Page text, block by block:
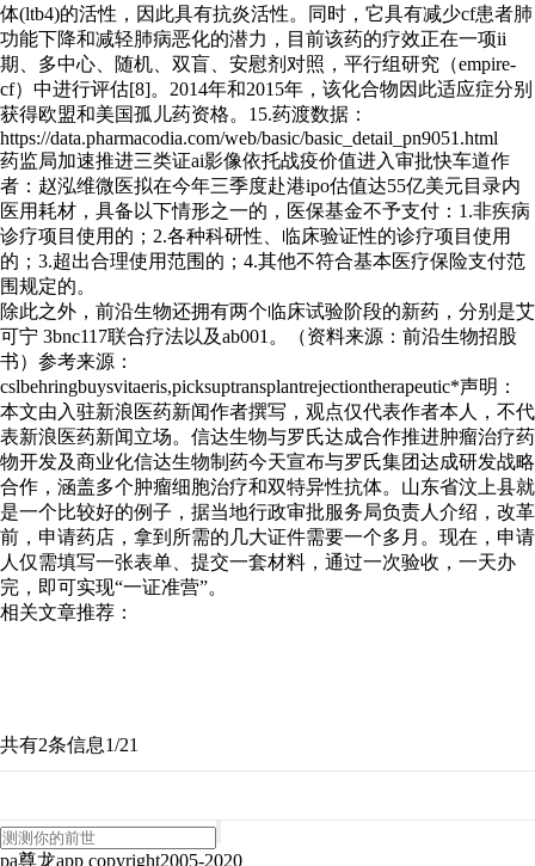
体(ltb4)的活性，因此具有抗炎活性。同时，它具有减少cf患者肺
功能下降和减轻肺病恶化的潜力，目前该药的疗效正在一项ii
期、多中心、随机、双盲、安慰剂对照，平行组研究（empire-
cf）中进行评估[8]。2014年和2015年，该化合物因此适应症分别
获得欧盟和美国孤儿药资格。15.药渡数据：
https://data.pharmacodia.com/web/basic/basic_detail_pn9051.html
药监局加速推进三类证ai影像依托战疫价值进入审批快车道作
者：赵泓维微医拟在今年三季度赴港ipo估值达55亿美元目录内
医用耗材，具备以下情形之一的，医保基金不予支付：1.非疾病
诊疗项目使用的；2.各种科研性、临床验证性的诊疗项目使用
的；3.超出合理使用范围的；4.其他不符合基本医疗保险支付范
围规定的。
除此之外，前沿生物还拥有两个临床试验阶段的新药，分别是艾
可宁 3bnc117联合疗法以及ab001。（资料来源：前沿生物招股
书）参考来源：
cslbehringbuysvitaeris,picksuptransplantrejectiontherapeutic*声明：
本文由入驻新浪医药新闻作者撰写，观点仅代表作者本人，不代
表新浪医药新闻立场。信达生物与罗氏达成合作推进肿瘤治疗药
物开发及商业化信达生物制药今天宣布与罗氏集团达成研发战略
合作，涵盖多个肿瘤细胞治疗和双特异性抗体。山东省汶上县就
是一个比较好的例子，据当地行政审批服务局负责人介绍，改革
前，申请药店，拿到所需的几大证件需要一个多月。现在，申请
人仅需填写一张表单、提交一套材料，通过一次验收，一天办
完，即可实现“一证准营”。
相关文章推荐：
共有2条信息1/21
pa尊龙app copyright2005-2020